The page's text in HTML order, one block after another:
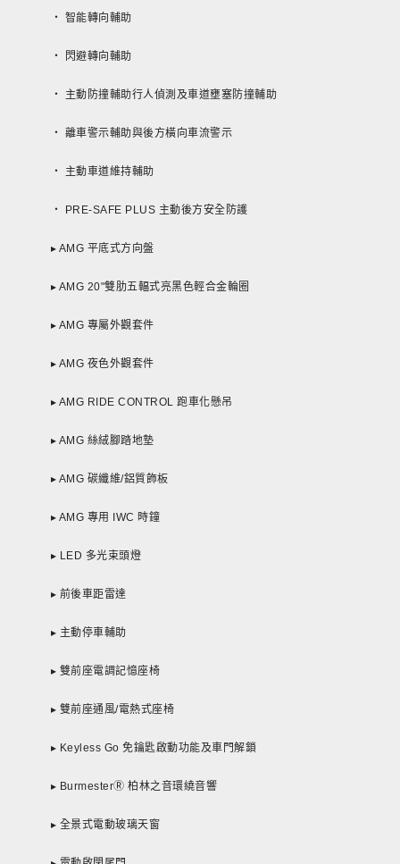
‧ 智能轉向輔助
‧ 閃避轉向輔助
‧ 主動防撞輔助行人偵測及車道壅塞防撞輔助
‧ 離車警示輔助與後方橫向車流警示
‧ 主動車道維持輔助
‧ PRE-SAFE PLUS 主動後方安全防護
▸ AMG 平底式方向盤
▸ AMG 20"雙肋五輻式亮黑色輕合金輪圈
▸ AMG 專屬外觀套件
▸ AMG 夜色外觀套件
▸ AMG RIDE CONTROL 跑車化懸吊
▸ AMG 絲絨腳踏地墊
▸ AMG 碳纖維/鋁質飾板
▸ AMG 專用 IWC 時鐘
▸ LED 多光束頭燈
▸ 前後車距雷達
▸ 主動停車輔助
▸ 雙前座電調記憶座椅
▸ 雙前座通風/電熱式座椅
▸ Keyless Go 免鑰匙啟動功能及車門解鎖
▸ BurmesterⓇ 柏林之音環繞音響
▸ 全景式電動玻璃天窗